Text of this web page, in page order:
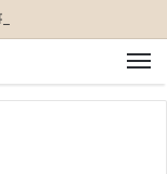
с фото